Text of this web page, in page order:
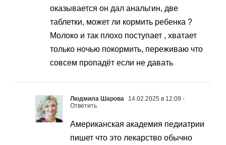
оказывается он дал анальгин, две
таблетки, может ли кормить ребенка ?
Молоко и так плохо поступает , хватает
только ночью покормить, переживаю что
совсем пропадёт если не давать
Людмила Шарова 14.02.2025 в 12:09 -
Ответить
Американская академия педиатрии
пишет что это лекарство обычно